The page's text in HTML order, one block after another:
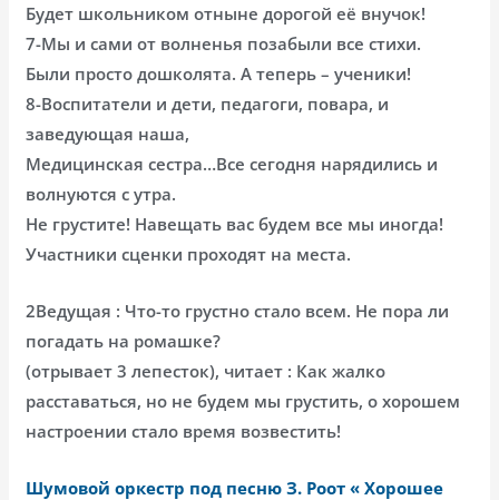
Будет школьником отныне дорогой её внучок!
7-Мы и сами от волненья позабыли все стихи.
Были просто дошколята. А теперь – ученики!
8-Воспитатели и дети, педагоги, повара, и
заведующая наша,
Медицинская сестра…Все сегодня нарядились и
волнуются с утра.
Не грустите! Навещать вас будем все мы иногда!
Участники сценки проходят на места.
2Ведущая : Что-то грустно стало всем. Не пора ли
погадать на ромашке?
(отрывает 3 лепесток), читает : Как жалко
расставаться, но не будем мы грустить, о хорошем
настроении стало время возвестить!
Шумовой оркестр под песню З. Роот « Хорошее